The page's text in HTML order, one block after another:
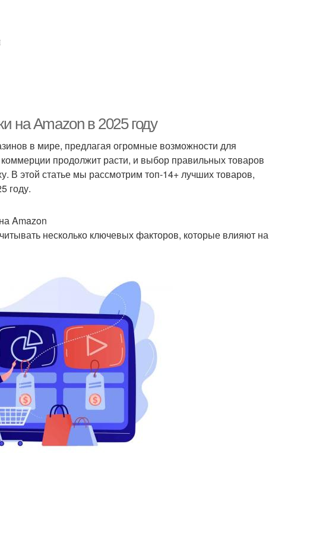
на Amazon в 2025 году
в мире, предлагая огромные возможности для
продолжит расти, и выбор правильных товаров
В этой статье мы рассмотрим топ-14+ лучших товаров,
году.
Amazon
несколько ключевых факторов, которые влияют на